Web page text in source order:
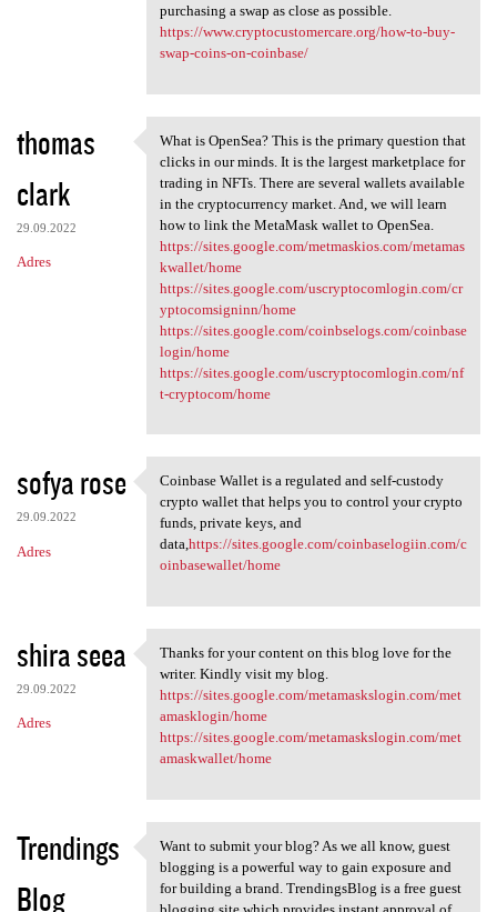
purchasing a swap as close as possible.
https://www.cryptocustomercare.org/how-to-buy-
swap-coins-on-coinbase/
thomas
clark
29.09.2022
Adres
What is OpenSea? This is the
What is OpenSea? This is the primary question that
clicks in our minds. It is the largest marketplace for
trading in NFTs. There are several wallets available
in the cryptocurrency market. And, we will learn
how to link the MetaMask wallet to OpenSea.
https://sites.google.com/metmaskios.com/metamas
kwallet/home
https://sites.google.com/uscryptocomlogin.com/cr
yptocomsigninn/home
https://sites.google.com/coinbselogs.com/coinbase
login/home
https://sites.google.com/uscryptocomlogin.com/nf
t-cryptocom/home
sofya rose
29.09.2022
Adres
Coinbase Wallet is a
Coinbase Wallet is a regulated and self-custody
crypto wallet that helps you to control your crypto
funds, private keys, and
data,https://sites.google.com/coinbaselogiin.com/c
oinbasewallet/home
shira seea
29.09.2022
Adres
Thanks for your content on
Thanks for your content on this blog love for the
writer. Kindly visit my blog.
https://sites.google.com/metamaskslogin.com/met
amasklogin/home
https://sites.google.com/metamaskslogin.com/met
amaskwallet/home
Trendings
Blog
Want to submit your blog? As
Want to submit your blog? As we all know, guest
blogging is a powerful way to gain exposure and
for building a brand. TrendingsBlog is a free guest